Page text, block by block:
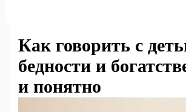
Как говорить с
бедности и
и понятно